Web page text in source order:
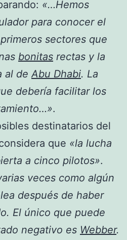
«…Hemos
para conocer el
sectores que
bonitas rectas y la
al de Abu Dhabi. La
debería facilitar los
.
destinatarios del
que «la lucha
a cinco pilotos».
veces como algún
después de haber
El único que puede
negativo es Webber.